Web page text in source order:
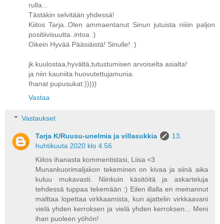
rulla...
Tästäkin selvitään yhdessä!
Kiitos Tarja..Olen ammaentanut Sinun jutuista niiiin paljon
positiivisuutta..intoa.:)
Oikein Hyvää Pääsiäistä! Sinulle! :)
jk.kuulostaa,hyvältä,tutustumisen arvoiselta asialta!
ja niin kauniita huovutettujamunia.
Ihanat pupusukat:)))))
Vastaa
Vastaukset
Tarja K/Ruusu-unelmia ja villasukkia
13.
huhtikuuta 2020 klo 4.56
Kiitos ihanasta kommentistasi, Liisa <3
Munankuorimaljakon tekeminen on kivaa ja siinä aika
kuluu mukavasti. Niinkuin käsitöitä ja askarteluja
tehdessä tuppaa tekemään :) Eilen illalla en meinannut
malttaa lopettaa virkkaamista, kun ajattelin virkkaavani
vielä yhden kerroksen ja vielä yhden kerroksen... Meni
ihan puoleen yöhön!